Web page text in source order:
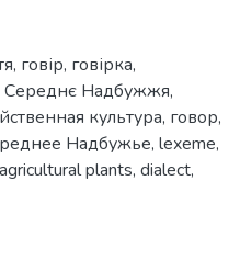
, говір, говірка,
Середнє Надбужжя,
культура, говор,
Надбужье, lexeme,
plants, dialect,